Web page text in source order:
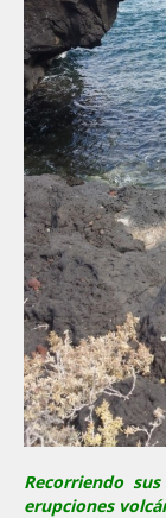
Recorriendo
erupciones